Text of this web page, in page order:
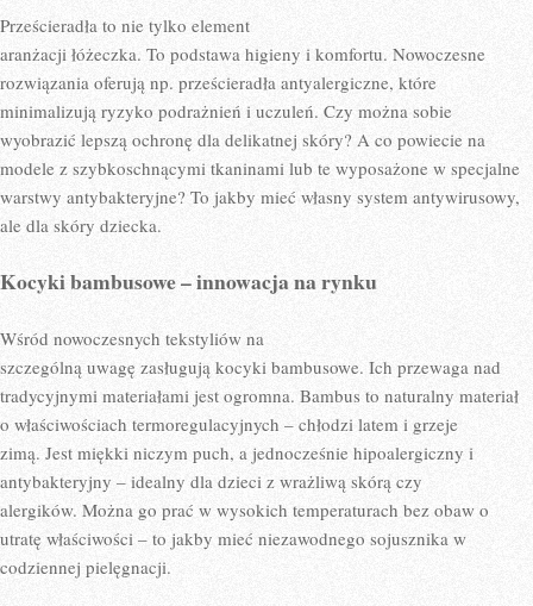
Prześcieradła to nie tylko element
aranżacji łóżeczka. To podstawa higieny i komfortu. Nowoczesne
rozwiązania oferują np. prześcieradła antyalergiczne, które
minimalizują ryzyko podrażnień i uczuleń. Czy można sobie
wyobrazić lepszą ochronę dla delikatnej skóry? A co powiecie na
modele z szybkoschnącymi tkaninami lub te wyposażone w specjalne
warstwy antybakteryjne? To jakby mieć własny system antywirusowy,
ale dla skóry dziecka.
Kocyki bambusowe – innowacja na rynku
Wśród nowoczesnych tekstyliów na
szczególną uwagę zasługują kocyki bambusowe. Ich przewaga nad
tradycyjnymi materiałami jest ogromna. Bambus to naturalny materiał
o właściwościach termoregulacyjnych – chłodzi latem i grzeje
zimą. Jest miękki niczym puch, a jednocześnie hipoalergiczny i
antybakteryjny – idealny dla dzieci z wrażliwą skórą czy
alergików. Można go prać w wysokich temperaturach bez obaw o
utratę właściwości – to jakby mieć niezawodnego sojusznika w
codziennej pielęgnacji.